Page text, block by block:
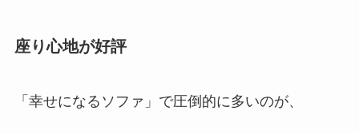
座り心地が好評
「幸せになるソファ」で圧倒的に多いのが、